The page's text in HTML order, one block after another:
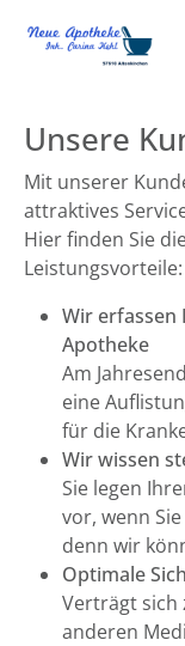
Unsere
Mit unserer
attraktives
Hier finden Sie
Leistungsvorteile:
Wir erfassen
Apotheke
Am
eine
für die
Wir wissen
Sie legen
vor, wenn
denn wir
Optimale
Verträgt sich
anderen